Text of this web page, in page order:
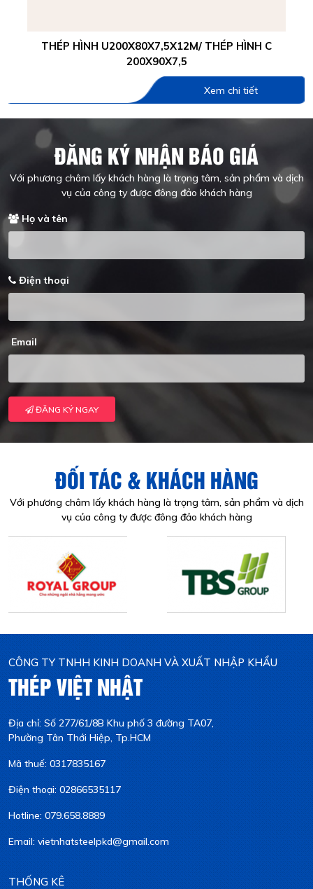
THÉP HÌNH U200X80X7,5X12M/ THÉP HÌNH C
200X90X7,5
Xem chi tiết
ĐĂNG KÝ NHẬN BÁO GIÁ
Với phương châm lấy khách hàng là trọng tâm, sản phẩm và dịch
vụ của công ty được đông đảo khách hàng
Họ và tên
Điện thoại
Email
ĐĂNG KÝ NGAY
ĐỐI TÁC & KHÁCH HÀNG
Với phương châm lấy khách hàng là trọng tâm, sản phẩm và dịch
vụ của công ty được đông đảo khách hàng
CÔNG TY TNHH KINH DOANH VÀ XUẤT NHẬP KHẨU
THÉP VIỆT NHẬT
Địa chỉ: Số 277/61/8B Khu phố 3 đường TA07,
Phường Tân Thới Hiệp, Tp.HCM
Mã thuế: 0317835167
Điện thoại: 02866535117
Hotline: 079.658.8889
Email: vietnhatsteelpkd@gmail.com
THỐNG KÊ